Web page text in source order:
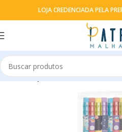
LOJA CREDENCIADA PELA
Início Lápis